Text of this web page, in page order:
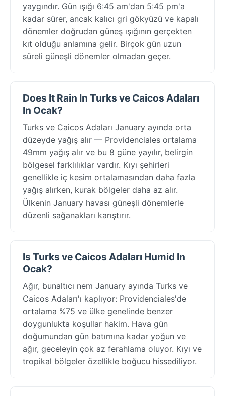
yaygındır. Gün ışığı 6:45 am'dan 5:45 pm'a
kadar sürer, ancak kalıcı gri gökyüzü ve kapalı
dönemler doğrudan güneş ışığının gerçekten
kıt olduğu anlamına gelir. Birçok gün uzun
süreli güneşli dönemler olmadan geçer.
Does It Rain In Turks ve Caicos Adaları
In Ocak?
Turks ve Caicos Adaları January ayında orta
düzeyde yağış alır — Providenciales ortalama
49mm yağış alır ve bu 8 güne yayılır, belirgin
bölgesel farklılıklar vardır. Kıyı şehirleri
genellikle iç kesim ortalamasından daha fazla
yağış alırken, kurak bölgeler daha az alır.
Ülkenin January havası güneşli dönemlerle
düzenli sağanakları karıştırır.
Is Turks ve Caicos Adaları Humid In
Ocak?
Ağır, bunaltıcı nem January ayında Turks ve
Caicos Adaları'ı kaplıyor: Providenciales'de
ortalama %75 ve ülke genelinde benzer
doygunlukta koşullar hakim. Hava gün
doğumundan gün batımına kadar yoğun ve
ağır, geceleyin çok az ferahlama oluyor. Kıyı ve
tropikal bölgeler özellikle boğucu hissediliyor.